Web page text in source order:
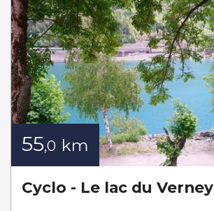
55,0 km
Cyclo - Le lac du Verney